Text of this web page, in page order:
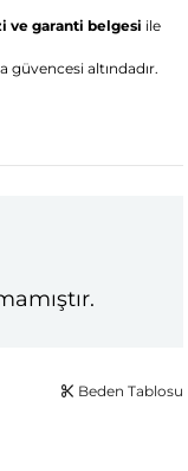
ve garanti belgesi ile
altındadır.
Beden Tablosu